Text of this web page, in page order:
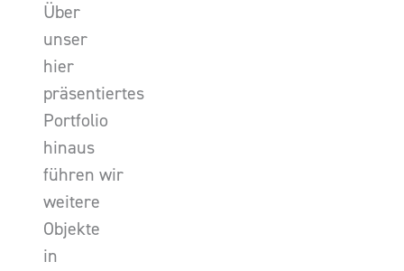
Über
unser
hier
präsentiertes
Portfolio
hinaus
führen wir
weitere
Objekte
in